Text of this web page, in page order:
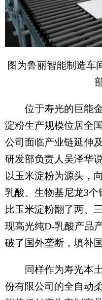
图为鲁丽智能制造车
位于寿光的巨能金
淀粉生产规模位居全
公司面临产业链延伸
研发部负责人吴泽华
以玉米淀粉为源头，
乳酸、生物基尼龙3
比玉米淀粉翻了两、
现高光纯D-乳酸产品
破了国外垄断，填补
同样作为寿光本土
份有限公司的全自动